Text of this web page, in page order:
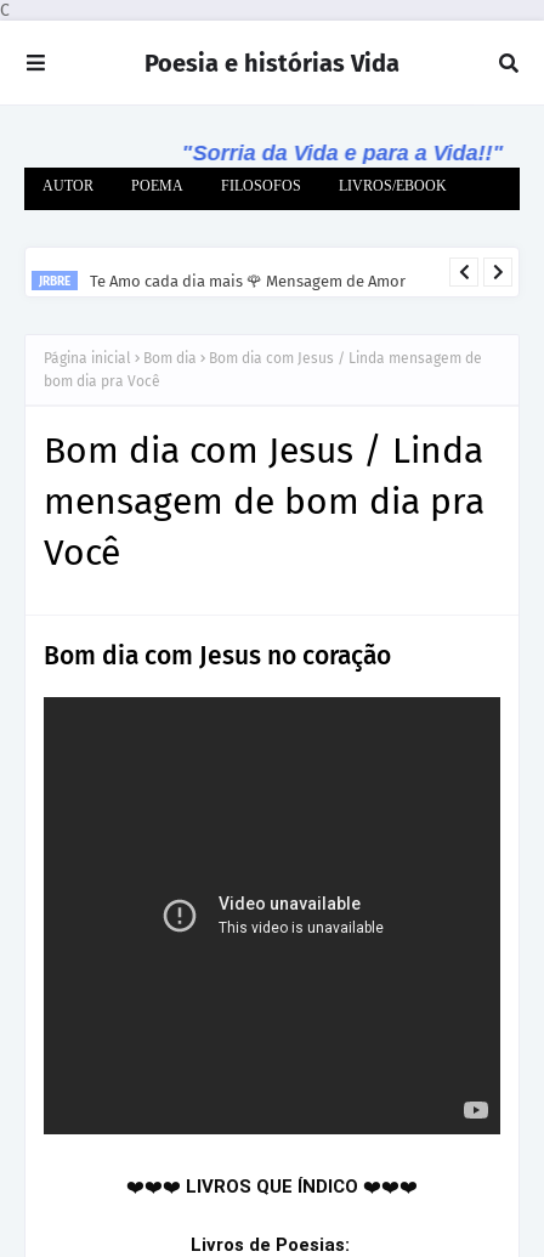
C
Poesia e histórias Vida
"Sorria da Vida e para a Vida!!"
AUTOR POEMA FILOSOFOS LIVROS/EBOOK
JRBRE Te Amo cada dia mais 🌹 Mensagem de Amor
Página inicial Bom dia
Bom dia com Jesus / Linda mensagem de
bom dia pra Você
Bom dia com Jesus / Linda
mensagem de bom dia pra
Você
Bom dia com Jesus no coração
❤️❤️❤️ LIVROS QUE ÍNDICO
Livros de Poesias: